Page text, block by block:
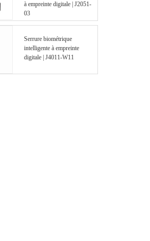
à empreinte digitale | J2051-
03
Serrure biométrique
intelligente à empreinte
digitale | J4011-W11